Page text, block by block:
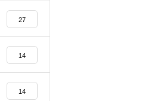
27
14
14